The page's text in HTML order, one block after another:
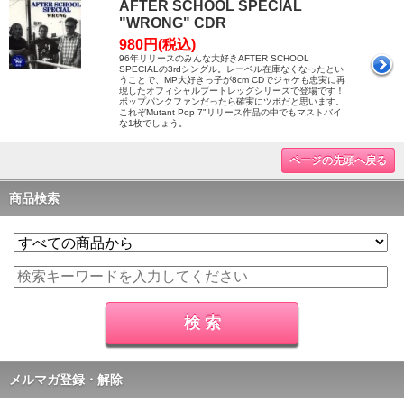
AFTER SCHOOL SPECIAL
"WRONG" CDR
980円(税込)
96年リリースのみんな大好きAFTER SCHOOL
SPECIALの3rdシングル。レーベル在庫なくなったとい
うことで、MP大好きっ子が8cm CDでジャケも忠実に再
現したオフィシャルブートレッグシリーズで登場です！
ポップパンクファンだったら確実にツボだと思います。
これぞMutant Pop 7"リリース作品の中でもマストバイ
な1枚でしょう。
ページの先頭へ戻る
商品検索
メルマガ登録・解除